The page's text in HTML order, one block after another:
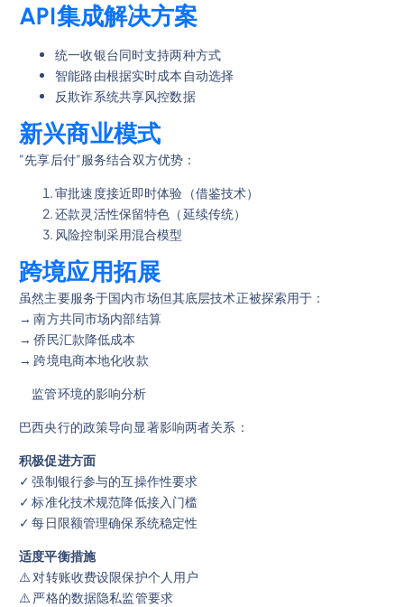
API集成解决方案
统一收银台同时支持两种方式
智能路由根据实时成本自动选择
反欺诈系统共享风控数据
新兴商业模式
"先享后付"服务结合双方优势：
审批速度接近即时体验（借鉴技术）
还款灵活性保留特色（延续传统）
风险控制采用混合模型
跨境应用拓展
虽然主要服务于国内市场但其底层技术正被探索用于：
→ 南方共同市场内部结算
→ 侨民汇款降低成本
→ 跨境电商本地化收款
监管环境的影响分析
巴西央行的政策导向显著影响两者关系：
积极促进方面
✓ 强制银行参与的互操作性要求
✓ 标准化技术规范降低接入门槛
✓ 每日限额管理确保系统稳定性
适度平衡措施
⚠️ 对转账收费设限保护个人用户
⚠️ 严格的数据隐私监管要求